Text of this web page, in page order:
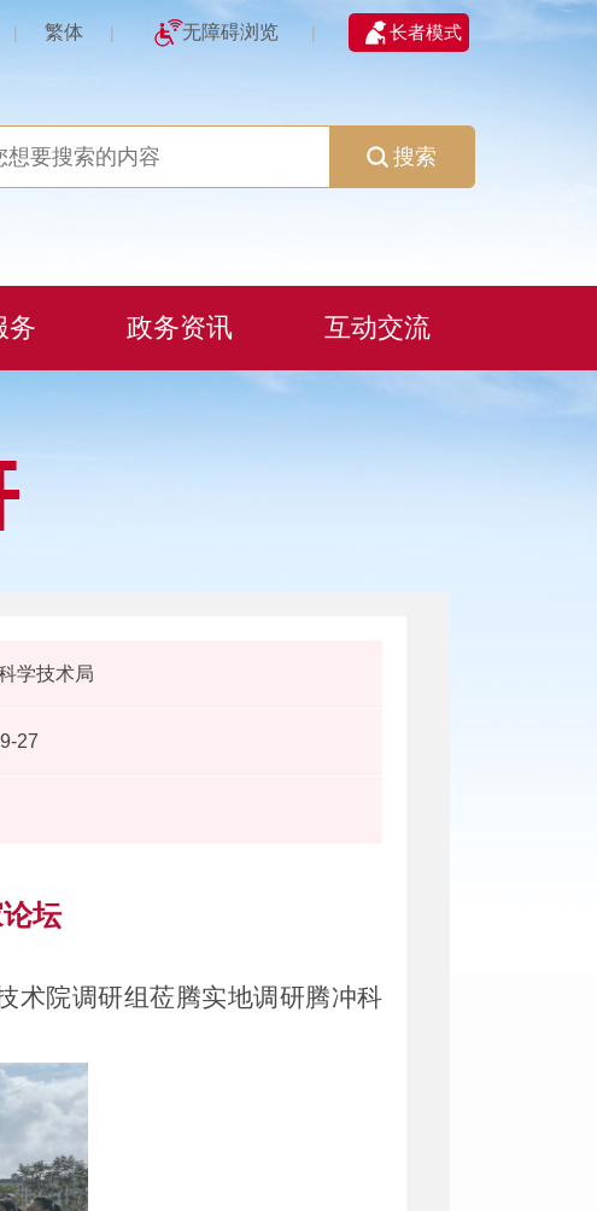
| 繁体 | 无障碍浏览 | 长者模式
搜索
务 政务资讯 互动交流
学技术局
27
坛
术院调研组莅腾实地调研腾冲科